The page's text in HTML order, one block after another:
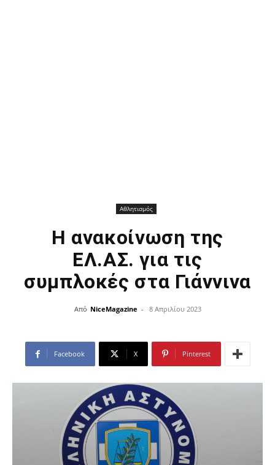
Αθλητισμός
Η ανακοίνωση της
ΕΛ.ΑΣ. για τις
συμπλοκές στα Γιάννινα
Από NiceMagazine - 8 Απριλίου 2023
Facebook X Pinterest